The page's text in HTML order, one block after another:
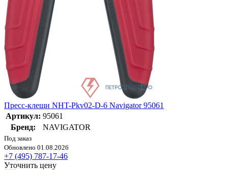
Пресс-клещи NHT-Pkv02-D-6 Navigator 95061
Артикул: 95061
Бренд:
NAVIGATOR
Под заказ
Обновлено 01.08.2026
+7 (495) 787-17-46
Уточнить цену